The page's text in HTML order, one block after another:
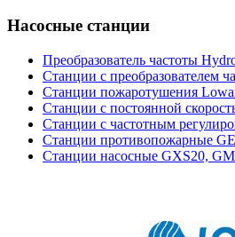
Насосные станции
Преобразователь частоты
Станции с преобразователем
Станции пожаротушения
Станции с постоянной
Станции с частотным
Станции противопожарные
Станции насосные GXS20,